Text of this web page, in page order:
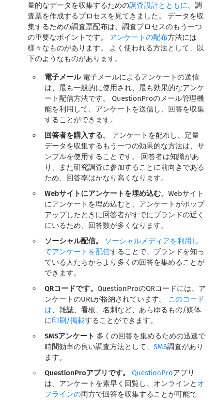
量的なデータを収集するための調査設計とともに、調
査票を作成するプロセスを見てきました。 データを収
集するための調査票配布は、調査プロセスのもう一つ
の重要なポイントです。 アンケートの配布方法には
様々なものがあります。 よく使われる方法として、以
下のようなものがあります。
電子メール 電子メールによるアンケートの送信
は、最も一般的に使用され、最も効果的なアンケ
ート配信方法です。 QuestionProのメール管理機
能を利用して、アンケートを送信し、回答を収集
することができます。
回答者を購入する。 アンケートを配布し、定量
データを収集するもう一つの効果的な方法は、サ
ンプルを使用することです。 回答者は知識があ
り、また研究調査に参加することに前向きである
ため、回答率はかなり高くなります。
Webサイトにアンケートを埋め込む。Webサイト
にアンケートを埋め込むと、アンケートがポップ
アップしたときに回答者がすでにブランドの近く
にいるため、回答数が多くなります。
ソーシャル配信。
ソーシャルメディアを利用し
てアンケートを配信することで、ブランドを知っ
ている人たちからより多くの回答を集めることが
できます。
QRコードです。QuestionProのQRコードには、ア
ンケートのURLが格納されています。 このコード
は、雑誌、看板、名刺など、あらゆるもの/媒体
に印刷/掲載することができます。
SMSアンケート 多くの回答を集めるための迅速で
時間効率の良い調査方法として、SMS調査があり
ます。
QuestionProアプリです。
QuestionProアプリ
は、アンケートを素早く回覧し、オンラインと オ
フラインの両方で回答を収集することが可能で